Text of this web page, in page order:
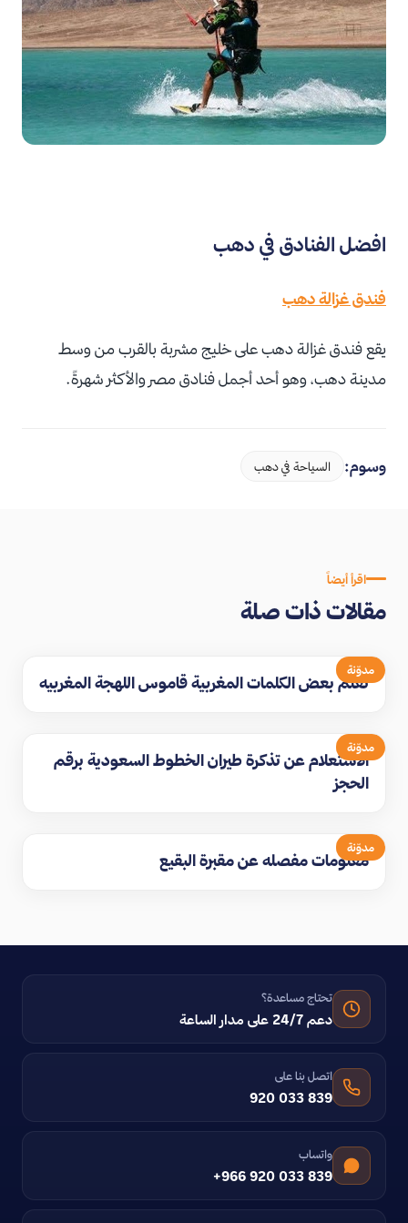
افضل الفنادق في دهب
فندق غزالة دهب
يقع فندق غزالة دهب على خليج مشربة بالقرب من وسط
مدينة دهب، وهو أحد أجمل فنادق مصر والأكثر شهرةً.
وسوم: السياحة في دهب
اقرأ أيضاً
مقالات ذات صلة
مدوّنة
تعلم بعض الكلمات المغربية قاموس اللهجة المغربيه
مدوّنة
الاستعلام عن تذكرة طيران الخطوط السعودية برقم
الحجز
مدوّنة
معلومات مفصله عن مقبرة البقيع
تحتاج مساعدة؟
دعم 24/7 على مدار الساعة
اتصل بنا على
920 033 839
واتساب
+966 920 033 839